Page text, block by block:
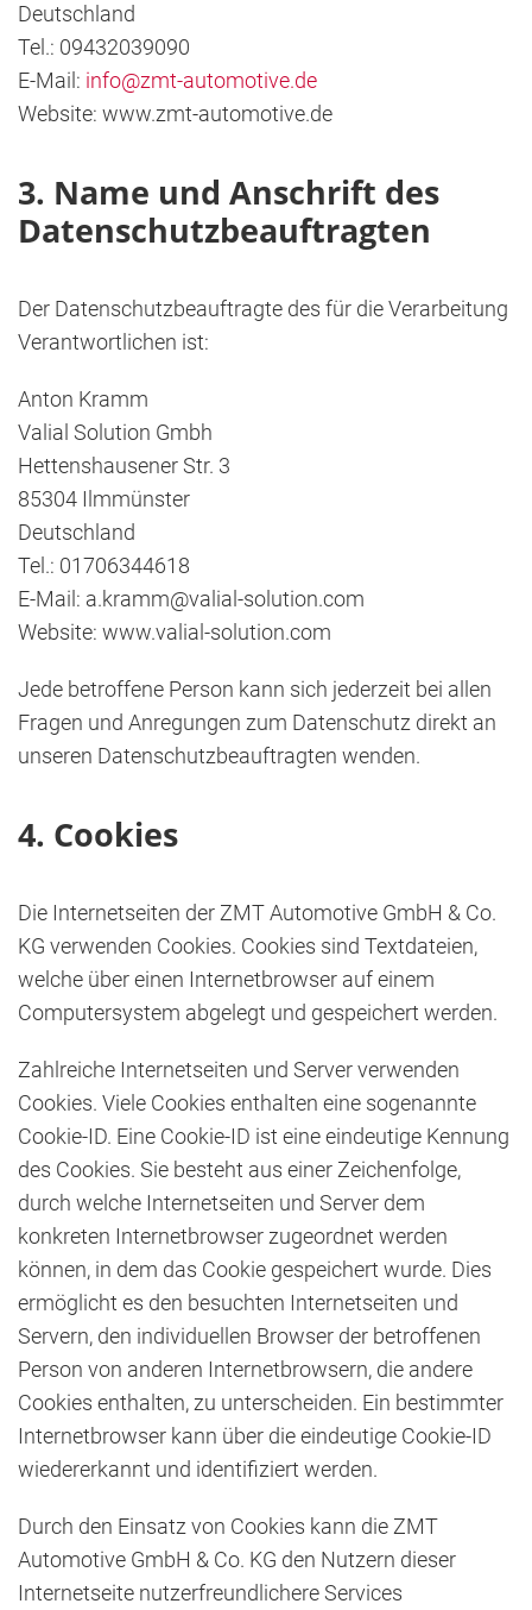
Deutschland
Tel.: 09432039090
E-Mail: info@zmt-automotive.de
Website: www.zmt-automotive.de
3. Name und Anschrift des
Datenschutzbeauftragten
Der Datenschutzbeauftragte des für die Verarbeitung
Verantwortlichen ist:
Anton Kramm
Valial Solution Gmbh
Hettenshausener Str. 3
85304 Ilmmünster
Deutschland
Tel.: 01706344618
E-Mail: a.kramm@valial-solution.com
Website: www.valial-solution.com
Jede betroffene Person kann sich jederzeit bei allen
Fragen und Anregungen zum Datenschutz direkt an
unseren Datenschutzbeauftragten wenden.
4. Cookies
Die Internetseiten der ZMT Automotive GmbH & Co.
KG verwenden Cookies. Cookies sind Textdateien,
welche über einen Internetbrowser auf einem
Computersystem abgelegt und gespeichert werden.
Zahlreiche Internetseiten und Server verwenden
Cookies. Viele Cookies enthalten eine sogenannte
Cookie-ID. Eine Cookie-ID ist eine eindeutige Kennung
des Cookies. Sie besteht aus einer Zeichenfolge,
durch welche Internetseiten und Server dem
konkreten Internetbrowser zugeordnet werden
können, in dem das Cookie gespeichert wurde. Dies
ermöglicht es den besuchten Internetseiten und
Servern, den individuellen Browser der betroffenen
Person von anderen Internetbrowsern, die andere
Cookies enthalten, zu unterscheiden. Ein bestimmter
Internetbrowser kann über die eindeutige Cookie-ID
wiedererkannt und identifiziert werden.
Durch den Einsatz von Cookies kann die ZMT
Automotive GmbH & Co. KG den Nutzern dieser
Internetseite nutzerfreundlichere Services